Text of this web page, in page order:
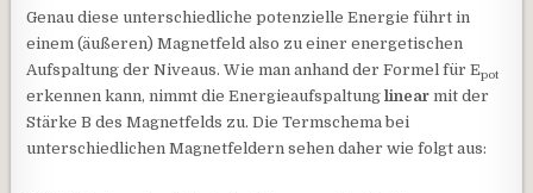
Genau diese unterschiedliche potenzielle Energie führt in
einem (äußeren) Magnetfeld also zu einer energetischen
Aufspaltung der Niveaus. Wie man anhand der Formel für Epot
erkennen kann, nimmt die Energieaufspaltunglinear mit der
Stärke B des Magnetfelds zu. Die Termschema bei
unterschiedlichen Magnetfeldern sehen daher wie folgt aus: